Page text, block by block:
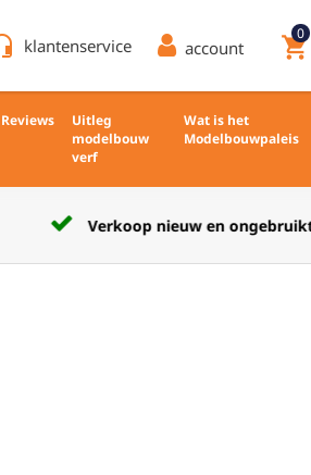
klantenservice account shopping_cart
0
Reviews
Uitleg
modelbouw
verf
Wat is het
Modelbouwpaleis
Verkoop nieuw en ongebruikt